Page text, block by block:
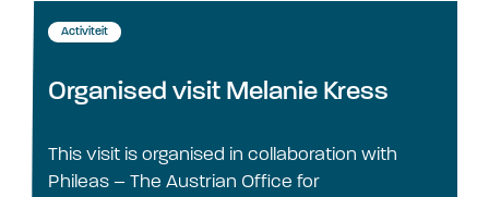
Activiteit
Organised visit Melanie Kress
This visit is organised in collaboration with
Phileas – The Austrian Office for